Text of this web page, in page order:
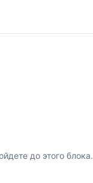
до этого блока.